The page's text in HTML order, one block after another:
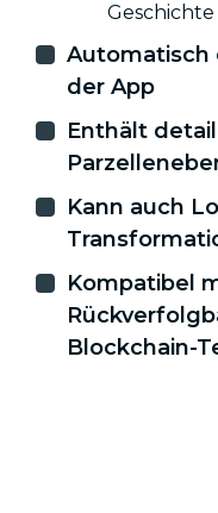
Automatisch
der App
Enthält
Kann auch
Kompatibel
Blockchain-